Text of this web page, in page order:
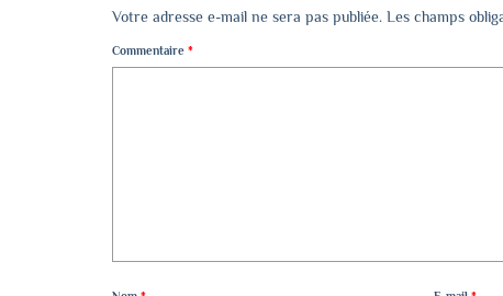
Votre adresse e-mail ne sera pas publiée. Les champs
Commentaire *